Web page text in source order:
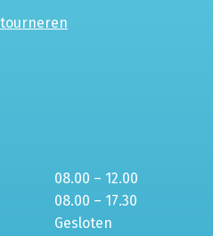
08.00 – 12.00
08.00 – 17.30
Gesloten